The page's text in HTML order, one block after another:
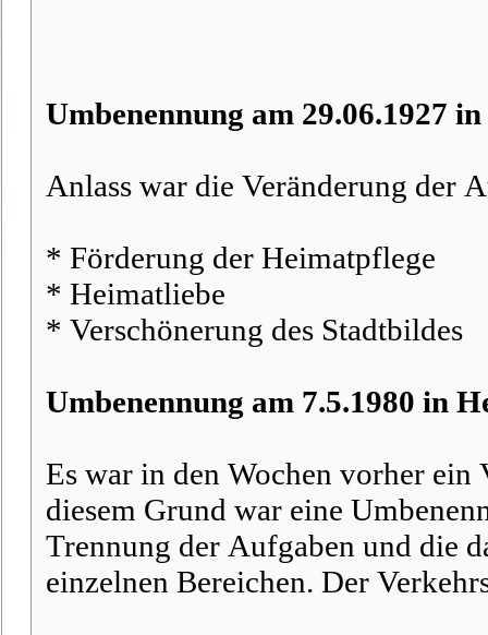
Umbenennung am 29.06.1927
Anlass war die Veränderung der
* Förderung der Heimatpflege
* Heimatliebe
* Verschönerung des Stadtbildes
Umbenennung am 7.5.1980 in
Es war in den Wochen vorher
diesem Grund war eine
Trennung der Aufgaben und die
einzelnen Bereichen. Der